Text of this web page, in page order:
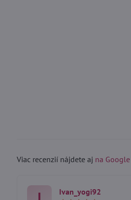
Viac recenzií nájdete aj na Google
Ivan_yogi92